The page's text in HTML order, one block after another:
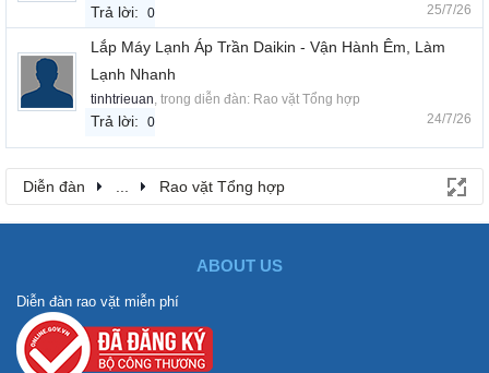
Trả lời: 0 25/7/26
Lắp Máy Lạnh Áp Trần Daikin - Vận Hành Êm, Làm
Lạnh Nhanh
tinhtrieuan, trong diễn đàn: Rao vặt Tổng hợp
Trả lời: 0 24/7/26
Diễn đàn ... Rao vặt Tổng hợp
ABOUT US
Diễn đàn rao vặt miễn phí